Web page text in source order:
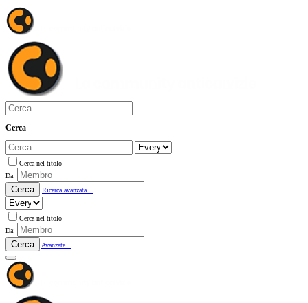
Cerca
Cerca nel titolo
Da:
Cerca Ricerca avanzata...
Cerca nel titolo
Da:
Cerca Avanzate...